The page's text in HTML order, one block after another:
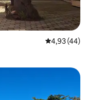
4,93 av 5 i
4,93 (44)